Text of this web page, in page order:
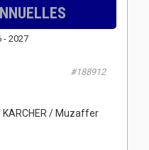
- 2027
#188912
KARCHER / Muzaffer